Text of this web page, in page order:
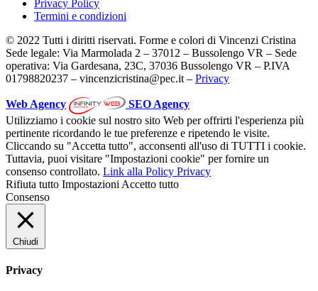
Privacy Policy
Termini e condizioni
© 2022 Tutti i diritti riservati. Forme e colori di Vincenzi Cristina
Sede legale: Via Marmolada 2 – 37012 – Bussolengo VR – Sede
operativa: Via Gardesana, 23C, 37036 Bussolengo VR – P.IVA
01798820237 – vincenzicristina@pec.it – Privacy
Web Agency
SEO Agency
Utilizziamo i cookie sul nostro sito Web per offrirti l'esperienza più
pertinente ricordando le tue preferenze e ripetendo le visite.
Cliccando su "Accetta tutto", acconsenti all'uso di TUTTI i cookie.
Tuttavia, puoi visitare "Impostazioni cookie" per fornire un
consenso controllato. Link alla Policy Privacy
Rifiuta tutto Impostazioni Accetto tutto
Consenso
Chiudi
Privacy